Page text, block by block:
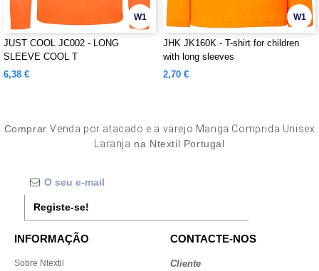
W1
JUST COOL JC002 - LONG
SLEEVE COOL T
6,38 €
W1
JHK JK160K - T-shirt for children
with long sleeves
2,70 €
ComprarVenda por atacado e a varejo Manga Comprida Unisex
Laranja na Ntextil Portugal
Registe-se!
INFORMAÇÃO
Sobre Ntextil
CONTACTE-NOS
Cliente